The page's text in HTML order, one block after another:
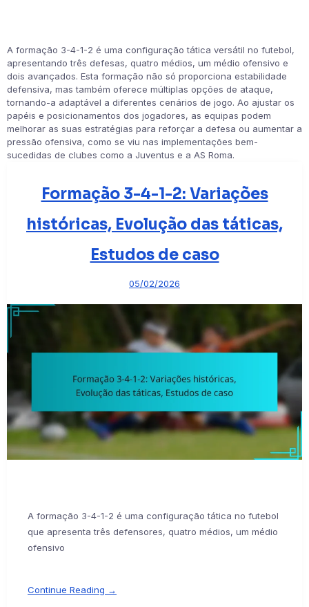
A formação 3-4-1-2 é uma configuração tática versátil no futebol,
apresentando três defesas, quatro médios, um médio ofensivo e
dois avançados. Esta formação não só proporciona estabilidade
defensiva, mas também oferece múltiplas opções de ataque,
tornando-a adaptável a diferentes cenários de jogo. Ao ajustar os
papéis e posicionamentos dos jogadores, as equipas podem
melhorar as suas estratégias para reforçar a defesa ou aumentar a
pressão ofensiva, como se viu nas implementações bem-
sucedidas de clubes como a Juventus e a AS Roma.
Formação 3-4-1-2: Variações
históricas, Evolução das táticas,
Estudos de caso
05/02/2026
A formação 3-4-1-2 é uma configuração tática no futebol
que apresenta três defensores, quatro médios, um médio
ofensivo
Continue Reading →